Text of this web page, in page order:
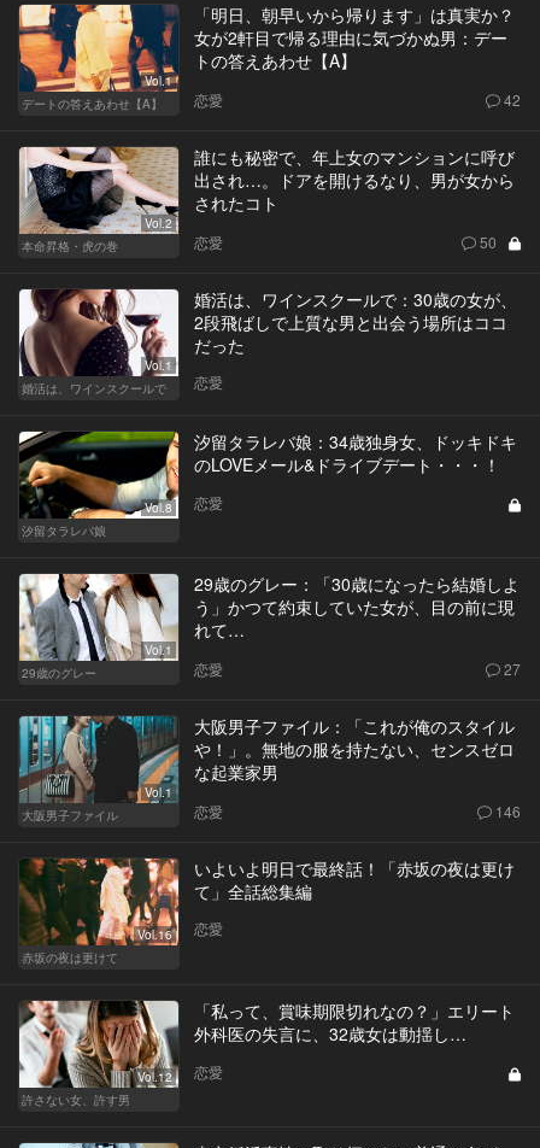
Vol.1
デートの答えあわせ【A】
「明日、朝早いから帰ります」は真実か？
女が2軒目で帰る理由に気づかぬ男：デー
トの答えあわせ【A】
恋愛 42
Vol.2
本命昇格・虎の巻
誰にも秘密で、年上女のマンションに呼び
出され…。ドアを開けるなり、男が女から
されたコト
恋愛 50
Vol.1
婚活は、ワインスクールで
婚活は、ワインスクールで：30歳の女が、
2段飛ばしで上質な男と出会う場所はココ
だった
恋愛
Vol.8
汐留タラレバ娘
汐留タラレバ娘：34歳独身女、ドッキドキ
のLOVEメール&ドライブデート・・・！
恋愛
Vol.1
29歳のグレー
29歳のグレー：「30歳になったら結婚しよ
う」かつて約束していた女が、目の前に現
れて…
恋愛 27
Vol.1
大阪男子ファイル
大阪男子ファイル：「これが俺のスタイル
や！」。無地の服を持たない、センスゼロ
な起業家男
恋愛 146
Vol.16
赤坂の夜は更けて
いよいよ明日で最終話！「赤坂の夜は更け
て」全話総集編
恋愛
Vol.12
許さない女、許す男
「私って、賞味期限切れなの？」エリート
外科医の失言に、32歳女は動揺し…
恋愛